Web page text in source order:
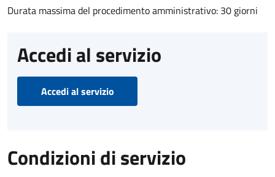
Durata massima del procedimento amministrativo: 30 giorni
Accedi al servizio
Accedi al servizio
Condizioni di servizio